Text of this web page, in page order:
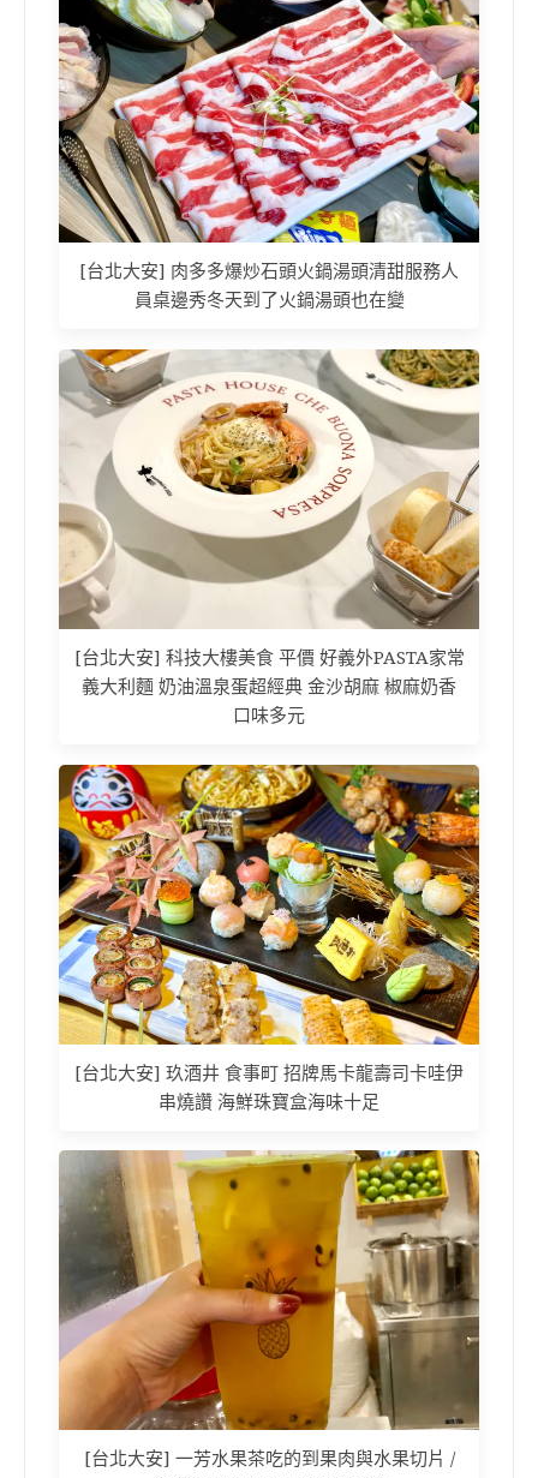
[台北大安] 肉多多爆炒石頭火鍋湯頭清甜服務人
員桌邊秀冬天到了火鍋湯頭也在變
[台北大安] 科技大樓美食 平價 好義外PASTA家常
義大利麵 奶油溫泉蛋超經典 金沙胡麻 椒麻奶香
口味多元
[台北大安] 玖酒井 食事町 招牌馬卡龍壽司卡哇伊
串燒讚 海鮮珠寶盒海味十足
[台北大安] 一芳水果茶吃的到果肉與水果切片 /